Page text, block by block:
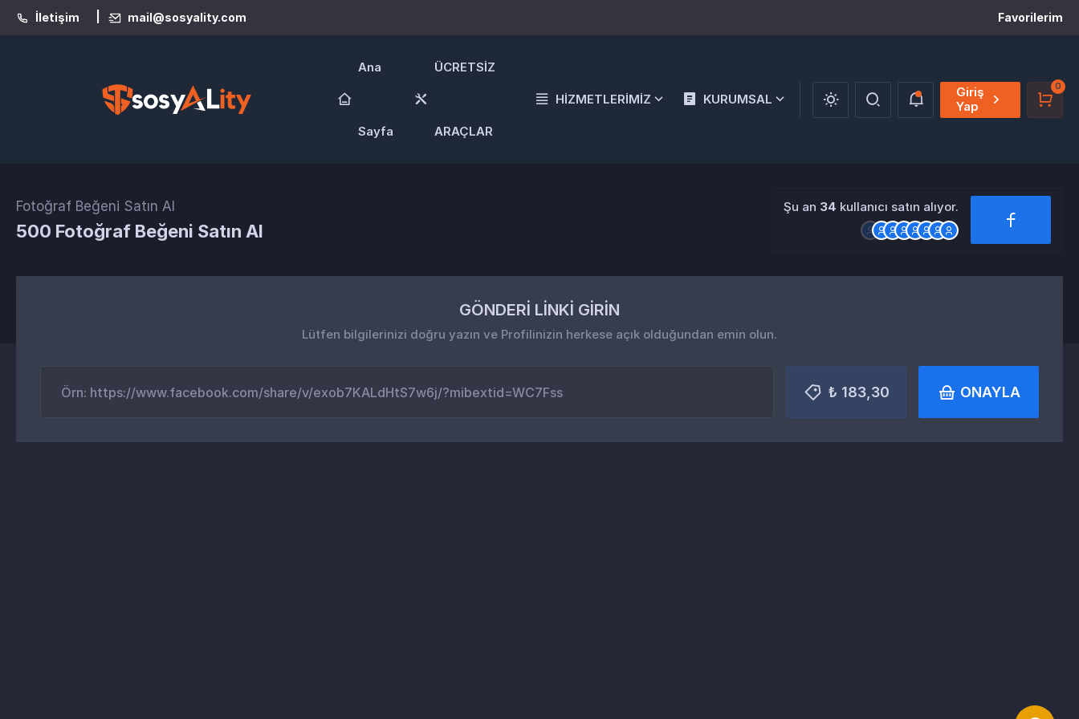
İletişim mail@sosyality.com Favorilerim
Ana
Sayfa
ÜCRETSİZ
ARAÇLAR
HİZMETLERİMİZ KURUMSAL
Giriş
Yap
0
Fotoğraf Beğeni Satın Al
500 Fotoğraf Beğeni Satın Al
Şu an 34 kullanıcı satın alıyor.
GÖNDERİ LİNKİ GİRİN
Lütfen bilgilerinizi doğru yazın ve Profilinizin herkese açık olduğundan emin olun.
₺ 183,30 ONAYLA